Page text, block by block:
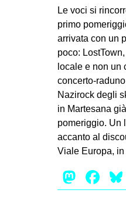
Le voci si
primo
arrivata con un
poco:
locale e non un
concerto-
Nazirock degli
in Martesana
pomeriggio. Un
accanto al
Viale Europa,